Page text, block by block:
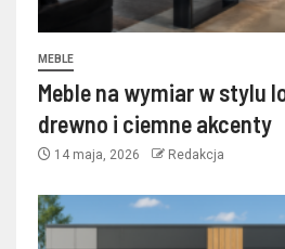
MEBLE
Meble na wymiar w stylu
drewno i ciemne akcenty
14 maja, 2026 Redakcja